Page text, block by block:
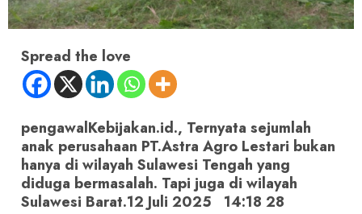
Spread the love
pengawalKebijakan.id., Ternyata sejumlah
anak perusahaan PT.Astra Agro Lestari bukan
hanya di wilayah Sulawesi Tengah yang
diduga bermasalah. Tapi juga di wilayah
Sulawesi Barat.12 Juli 2025 14:18 28